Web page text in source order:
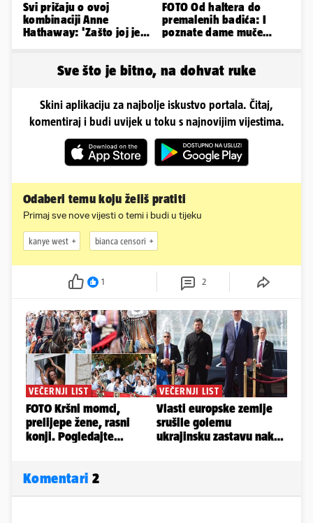
Svi pričaju o ovoj
kombinaciji Anne
Hathaway: 'Zašto joj je
FOTO Od haltera do
premalenih badića: I
poznate dame muče
Sve što je bitno, na dohvat ruke
Skini aplikaciju za najbolje iskustvo portala. Čitaj,
komentiraj i budi uvijek u toku s najnovijim vijestima.
Odaberi temu koju želiš pratiti
Primaj sve nove vijesti o temi i budi u tijeku
kanye west bianca censori
1 2
Komentari 2